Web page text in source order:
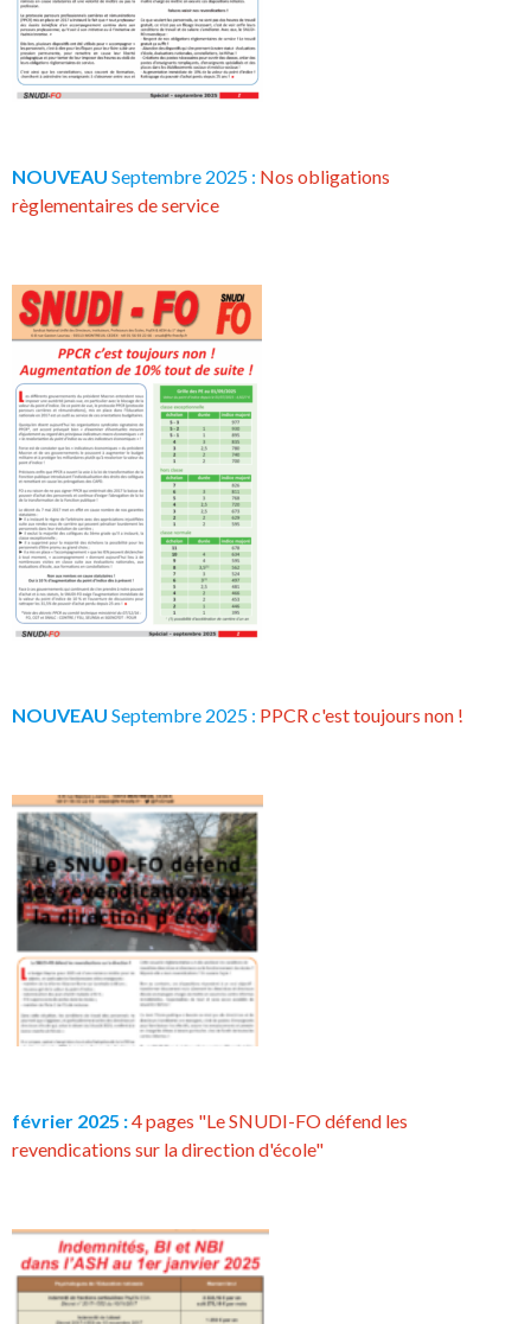
NOUVEAU Septembre 2025 : Nos obligations
règlementaires de service
NOUVEAU Septembre 2025 : PPCR c'est toujours non !
février 2025 :4 pages "Le SNUDI-FO défend les
revendications sur la direction d'école"